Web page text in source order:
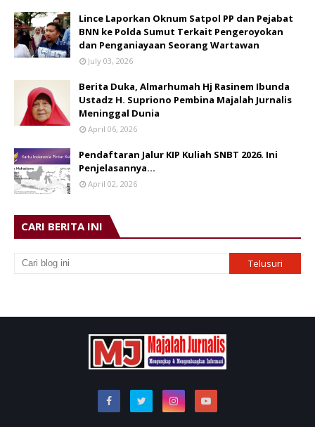
Lince Laporkan Oknum Satpol PP dan Pejabat
BNN ke Polda Sumut Terkait Pengeroyokan
dan Penganiayaan Seorang Wartawan
July 03, 2026
Berita Duka, Almarhumah Hj Rasinem Ibunda
Ustadz H. Supriono Pembina Majalah Jurnalis
Meninggal Dunia
April 06, 2026
Pendaftaran Jalur KIP Kuliah SNBT 2026. Ini
Penjelasannya…
April 02, 2026
CARI BERITA INI